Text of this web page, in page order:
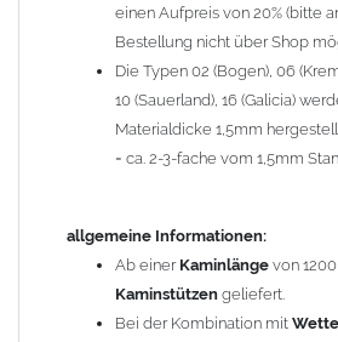
angefertigt - keine Rücknahme möglich!
Zum Bild vergößern, bitte auf das Bild
einen Aufpreis von 20% (bitte
Bestellung nicht über Shop
Die Typen 02 (Bogen), 06
10 (Sauerland), 16 (Galicia)
Materialdicke 1,5mm
= ca. 2-3-fache vom 1,5mm
allgemeine Informationen:
Ab einer Kaminlänge von
Kaminstützen geliefert.
Bei der Kombination mit